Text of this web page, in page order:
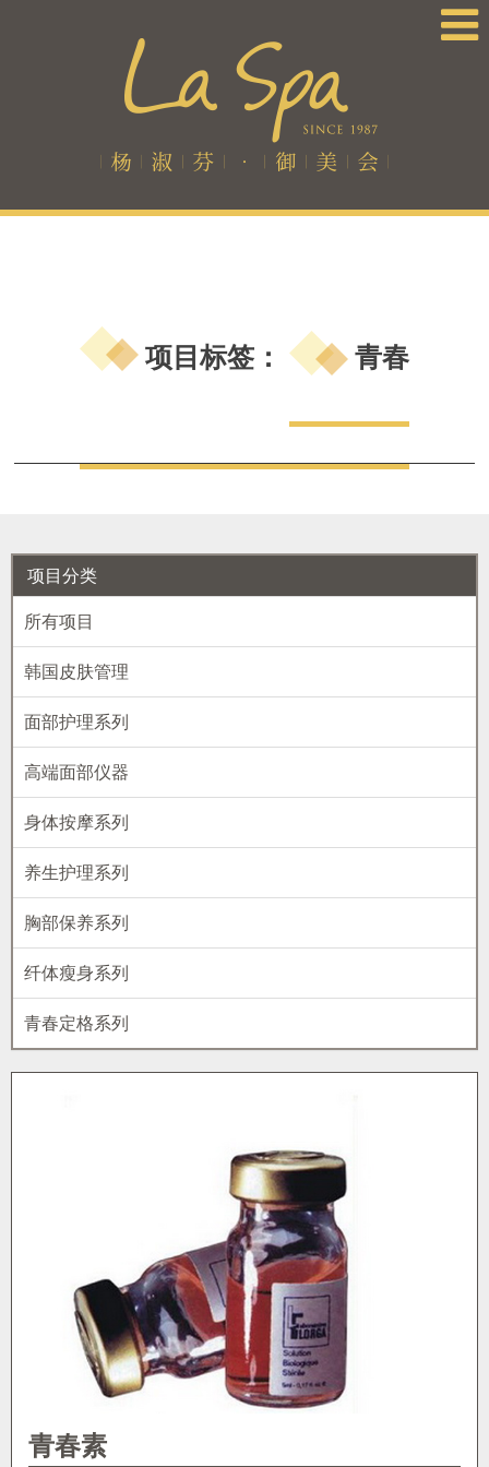
项目标签： 青春
项目分类
所有项目
韩国皮肤管理
面部护理系列
高端面部仪器
身体按摩系列
养生护理系列
胸部保养系列
纤体瘦身系列
青春定格系列
青春素